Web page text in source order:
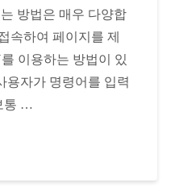
방법은 매우 다양합
속하여 페이지를 제
이용하는 방법이 있
용자가 명령어를 입력
통 …